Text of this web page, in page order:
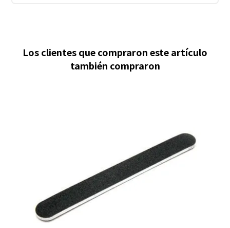
Los clientes que compraron este artículo
también compraron